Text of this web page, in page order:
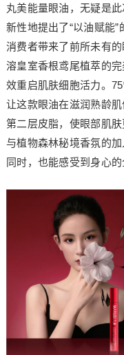
丸美能量眼油，无疑是
新性地提出了“以油赋能
消费者带来了前所未有
溶皇室香根鸢尾植萃的
效重启肌肤细胞活力。
让这款眼油在滋润熟龄
第二层皮脂，使眼部肌
与植物森林秘境香氛的
同时，也能感受到身心的